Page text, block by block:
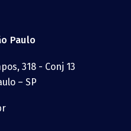
Paulo
318 - Conj 13
– SP